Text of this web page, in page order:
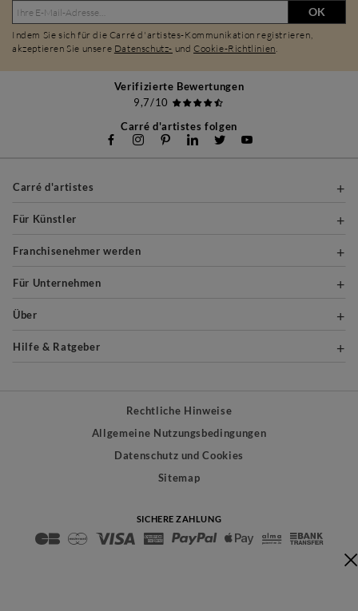
OK
Indem Sie sich für die Carré d'artistes-Kommunikation registrieren,
akzeptieren Sie unsere Datenschutz- undCookie-Richtlinien.
Verifizierte Bewertungen
9,7/10
Carré d'artistes folgen
Carré d'artistes
Für Künstler
Franchisenehmer werden
Für Unternehmen
Über
Hilfe & Ratgeber
Rechtliche Hinweise
Allgemeine Nutzungsbedingungen
Datenschutz und Cookies
Sitemap
SICHERE ZAHLUNG